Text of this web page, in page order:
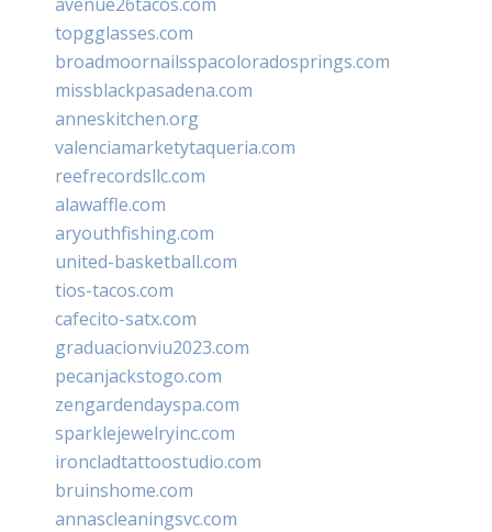
topgglasses.com
broadmoornailsspacoloradosprings.com
missblackpasadena.com
anneskitchen.org
valenciamarketytaqueria.com
reefrecordsllc.com
alawaffle.com
aryouthfishing.com
united-basketball.com
tios-tacos.com
cafecito-satx.com
graduacionviu2023.com
pecanjackstogo.com
zengardendayspa.com
sparklejewelryinc.com
ironcladtattoostudio.com
bruinshome.com
annascleaningsvc.com